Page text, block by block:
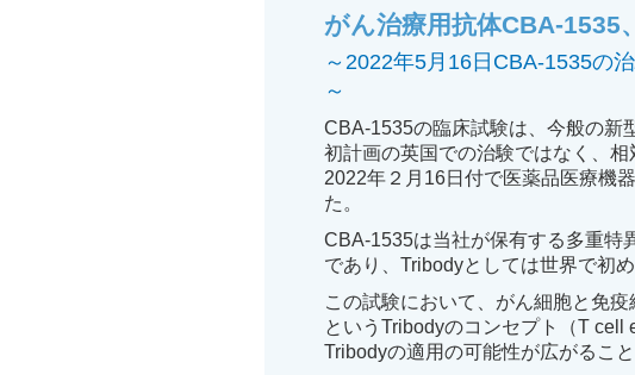
がん治療用抗体CBA-1535
～2022年5月16日CBA-1535の
～
CBA-1535の臨床試験は、今般の新
初計画の英国での治験ではなく、
2022年２月16日付で医薬品医療機
た。
CBA-1535は当社が保有する多重特
であり、Tribodyとしては世界で初
この試験において、がん細胞と免
というTribodyのコンセプト（T cell
Tribodyの適用の可能性が広がること